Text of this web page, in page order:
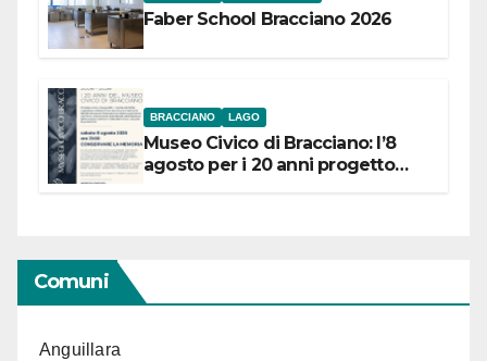
Faber School Bracciano 2026
BRACCIANO LAGO
Museo Civico di Bracciano: l’8
agosto per i 20 anni progetto
Comuni
Anguillara